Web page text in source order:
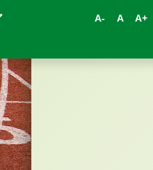
A- A A+